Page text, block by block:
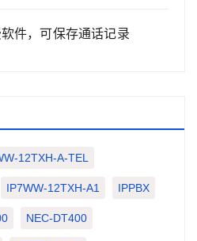
件，可保存通话记录
12TXH-A-TEL
IP7WW-12TXH-A1 IPPBX
NEC-DT400